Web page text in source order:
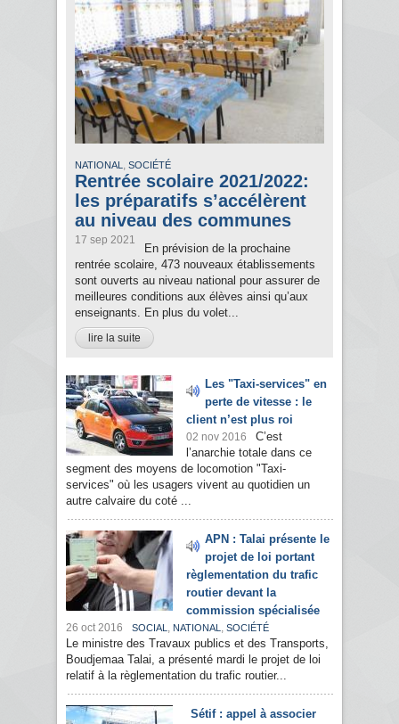
NATIONAL , SOCIÉTÉ
Rentrée scolaire 2021/2022:
les préparatifs s’accélèrent
au niveau des communes
17 sep 2021
En prévision de la prochaine
rentrée scolaire, 473 nouveaux établissements
sont ouverts au niveau national pour assurer de
meilleures conditions aux élèves ainsi qu’aux
enseignants. En plus du volet...
lire la suite
Les "Taxi-services" en
perte de vitesse : le
client n’est plus roi
02 nov 2016
C’est
l’anarchie totale dans ce
segment des moyens de locomotion "Taxi-
services" où les usagers vivent au quotidien un
autre calvaire du coté ...
APN : Talai présente le
projet de loi portant
règlementation du trafic
routier devant la
commission spécialisée
26 oct 2016 SOCIAL , NATIONAL , SOCIÉTÉ
Le ministre des Travaux publics et des Transports,
Boudjemaa Talai, a présenté mardi le projet de loi
relatif à la règlementation du trafic routier...
Sétif : appel à associer